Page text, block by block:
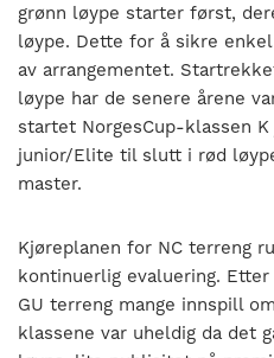
grønn løype starter først,
løype. Dette for å sikre
av arrangementet.
løype har de senere årene
startet NorgesCup-klassen
junior/Elite til slutt i rød
master.
Kjøreplanen for NC terreng
kontinuerlig evaluering. Etter
GU terreng mange innspill
klassene var uheldig da det